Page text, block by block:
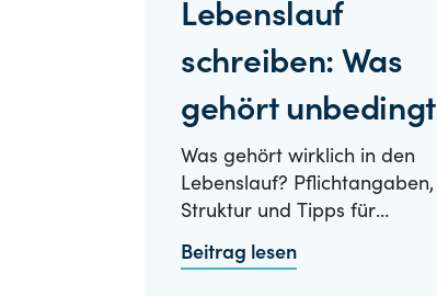
Lebenslauf
schreiben: Was
gehört unbedingt
rein?
Was gehört wirklich in den
Lebenslauf? Pflichtangaben,
Struktur und Tipps für
Berufseinsteiger…
Beitrag lesen